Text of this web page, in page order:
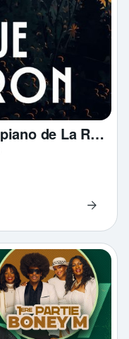
Festival international de piano de La Roque d'Anthéron